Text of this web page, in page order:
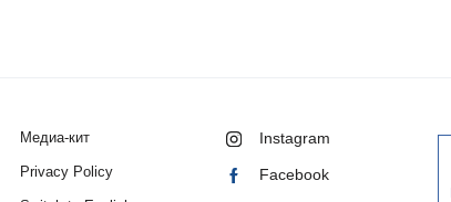
Медиа-кит
Privacy Policy
Instagram
Facebook